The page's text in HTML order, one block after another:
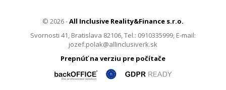
© 2026 -All Inclusive Reality&Finance s.r.o.
Svornosti 41, Bratislava 82106, Tel.: 0910335999, E-mail:
jozef.polak@allinclusiverk.sk
Prepnúť na verziu pre počítače